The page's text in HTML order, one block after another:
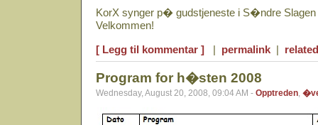
KorX synger p� gudstjeneste i S�ndre Slagen
Velkommen!
[ Legg til kommentar ] | permalink |
Program for h�sten 2008
Wednesday, August 20, 2008, 09:04 AM - Opptreden,